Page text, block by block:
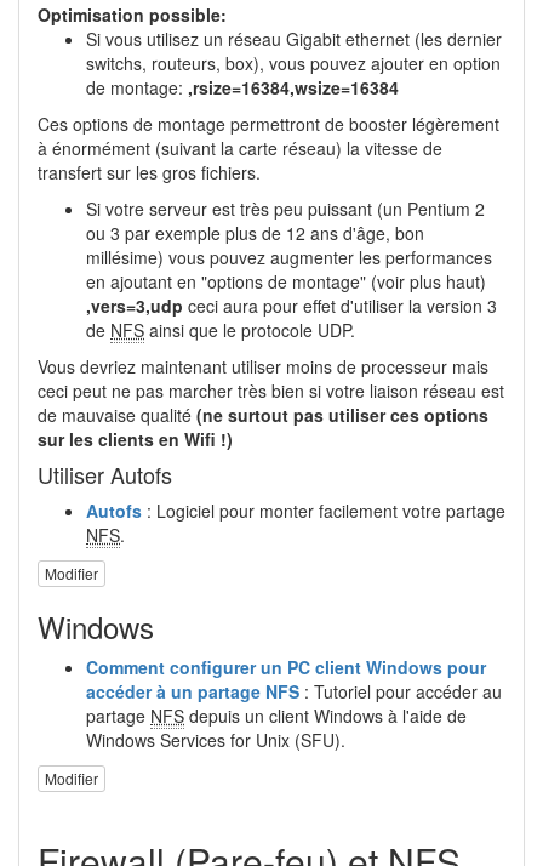
Optimisation possible:
Si vous utilisez un réseau Gigabit ethernet (les dernier
switchs, routeurs, box), vous pouvez ajouter en option
de montage: ,rsize=16384,wsize=16384
Ces options de montage permettront de booster légèrement
à énormément (suivant la carte réseau) la vitesse de
transfert sur les gros fichiers.
Si votre serveur est très peu puissant (un Pentium 2
ou 3 par exemple plus de 12 ans d'âge, bon
millésime) vous pouvez augmenter les performances
en ajoutant en "options de montage" (voir plus haut)
,vers=3,udp ceci aura pour effet d'utiliser la version 3
de NFS ainsi que le protocole UDP.
Vous devriez maintenant utiliser moins de processeur mais
ceci peut ne pas marcher très bien si votre liaison réseau est
de mauvaise qualité (ne surtout pas utiliser ces options
sur les clients en Wifi !)
Utiliser Autofs
Autofs : Logiciel pour monter facilement votre partage
NFS.
Modifier
Windows
Comment configurer un PC client Windows pour
accéder à un partage NFS : Tutoriel pour accéder au
partage NFS depuis un client Windows à l'aide de
Windows Services for Unix (SFU).
Modifier